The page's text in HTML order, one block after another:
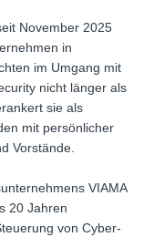
November 2025
in
im Umgang mit
nicht länger als
sie als
mit persönlicher
Vorstände.
VIAMA
20 Jahren
von Cyber-